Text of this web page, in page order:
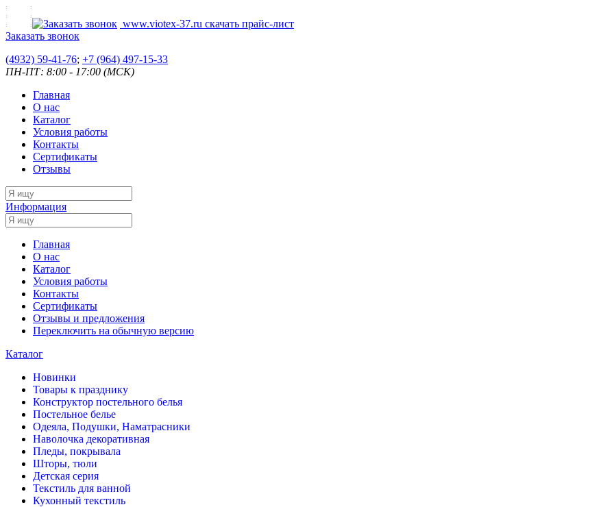
www.viotex-37.ru скачать прайс-лист
Заказать звонок
(4932) 59-41-76; +7 (964) 497-15-33
ПН-ПТ: 8:00 - 17:00 (МСК)
Главная
О нас
Каталог
Условия работы
Контакты
Сертификаты
Отзывы
Информация
Главная
О нас
Каталог
Условия работы
Контакты
Сертификаты
Отзывы и предложения
Переключить на обычную версию
Каталог
Новинки
Товары к празднику
Конструктор постельного белья
Постельное белье
Одеяла, Подушки, Наматрасники
Наволочка декоративная
Пледы, покрывала
Шторы, тюли
Детская серия
Текстиль для ванной
Кухонный текстиль